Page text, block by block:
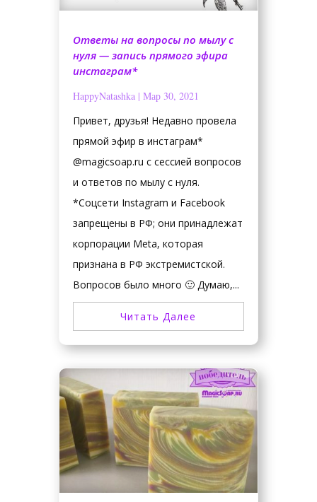
Ответы на вопросы по мылу с
нуля — запись прямого эфира
инстаграм*
HappyNatashka| Мар 30, 2021
Привет, друзья! Недавно провела
прямой эфир в инстаграм*
@magicsoap.ru с сессией вопросов
и ответов по мылу с нуля.
*Соцсети Instagram и Facebook
запрещены в РФ; они принадлежат
корпорации Meta, которая
признана в РФ экстремистской.
Вопросов было много 🙂 Думаю,...
Читать Далее